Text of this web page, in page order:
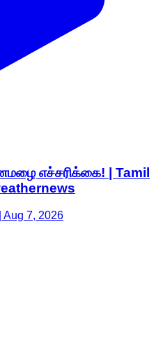
எச்சரிக்கை! | Tamil
Aug 7, 2026